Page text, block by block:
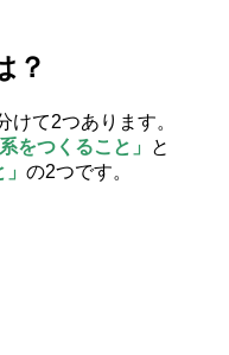
？
けて2つあります。
をつくること」 と
」の2つです。